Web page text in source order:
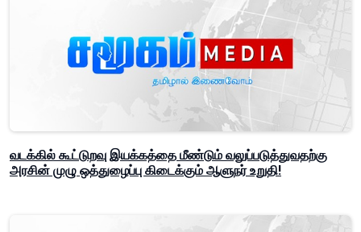
வடக்கில் கூட்டுறவு இயக்கத்தை மீண்டும் வலுப்படுத்துவதற்கு
அரசின் முழு ஒத்துழைப்பு கிடைக்கும் ஆளுநர் உறுதி!